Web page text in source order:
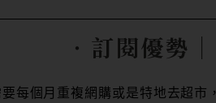
‧訂閱優勢｜
每個月重複網購或是特地去超市，